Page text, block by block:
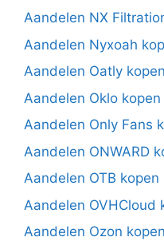
Aandelen NX
Aandelen Nyxoah
Aandelen Oatly kopen
Aandelen Oklo kopen
Aandelen Only Fans
Aandelen ONWARD
Aandelen OTB kopen
Aandelen OVHCloud
Aandelen Ozon